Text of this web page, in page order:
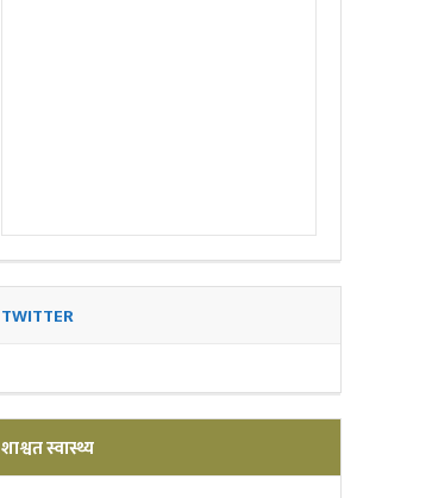
TWITTER
शाश्वत स्वास्थ्य